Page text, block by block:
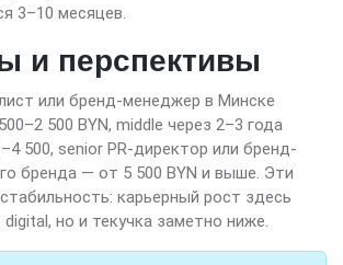
3–10 месяцев.
и перспективы
или бренд-менеджер в Минске
500 BYN, middle через 2–3 года
500, senior PR-директор или бренд-
бренда — от 5 500 BYN и выше. Эти
карьерный рост здесь
но и текучка заметно ниже.